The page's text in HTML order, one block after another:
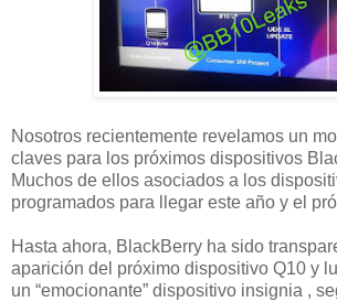
Nosotros recientemente revelamos un
claves para los próximos dispositivos
Muchos de ellos asociados a los
programados para llegar este año y el
Hasta ahora, BlackBerry ha sido
aparición del próximo dispositivo Q10 y
un “emocionante” dispositivo insignia ,